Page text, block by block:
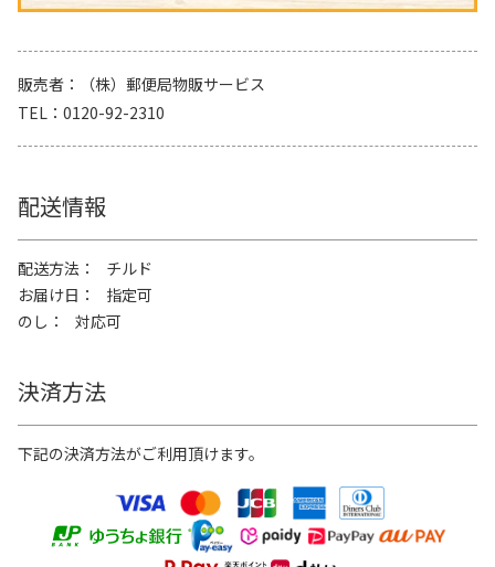
販売者
（株）郵便局物販サービス
TEL
0120-92-2310
配送情報
配送方法
チルド
お届け日
指定可
のし
対応可
決済方法
下記の決済方法がご利用頂けます。